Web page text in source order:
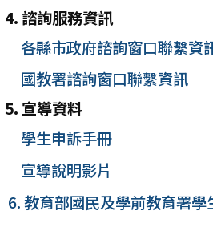
4. 諮詢服務資訊
各縣市政府諮詢窗口聯繫資
國教署諮詢窗口聯繫資訊
5. 宣導資料
學生申訴手冊
宣導說明影片
6. 教育部國民及學前教育署